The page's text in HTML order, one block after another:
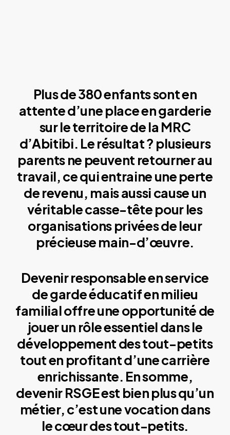
Plus de 380 enfants sont en
attente d’une place en garderie
sur le territoire de la MRC
d’Abitibi. Le résultat ? plusieurs
parents ne peuvent retourner au
travail, ce qui entraine une perte
de revenu, mais aussi cause un
véritable casse-tête pour les
organisations privées de leur
précieuse main-d’œuvre.
Devenir responsable en service
de garde éducatif en milieu
familial offre une opportunité de
jouer un rôle essentiel dans le
développement des tout-petits
tout en profitant d’une carrière
enrichissante. En somme,
devenir RSGE est bien plus qu’un
métier, c’est une vocation dans
le cœur des tout-petits.